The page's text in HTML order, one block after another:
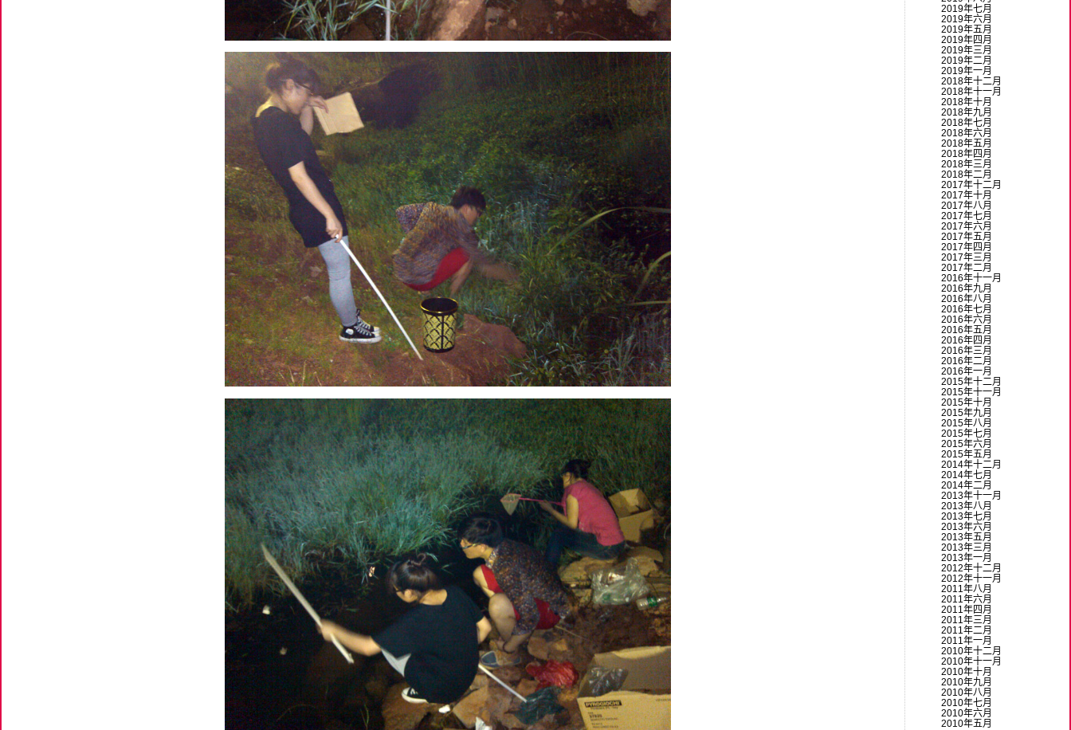
2019年七月
2019年六月
2019年五月
2019年四月
2019年三月
2019年二月
2019年一月
2018年十二月
2018年十一月
2018年十月
2018年九月
2018年七月
2018年六月
2018年五月
2018年四月
2018年三月
2018年二月
2017年十二月
2017年十月
2017年八月
2017年七月
2017年六月
2017年五月
2017年四月
2017年三月
2017年二月
2016年十一月
2016年九月
2016年八月
2016年七月
2016年六月
2016年五月
2016年四月
2016年三月
2016年二月
2016年一月
2015年十二月
2015年十一月
2015年十月
2015年九月
2015年八月
2015年七月
2015年六月
2015年五月
2014年十二月
2014年七月
2014年二月
2013年十一月
2013年八月
2013年七月
2013年六月
2013年五月
2013年三月
2013年一月
2012年十二月
2012年十一月
2011年八月
2011年六月
2011年四月
2011年三月
2011年二月
2011年一月
2010年十二月
2010年十一月
2010年十月
2010年九月
2010年八月
2010年七月
2010年六月
2010年五月